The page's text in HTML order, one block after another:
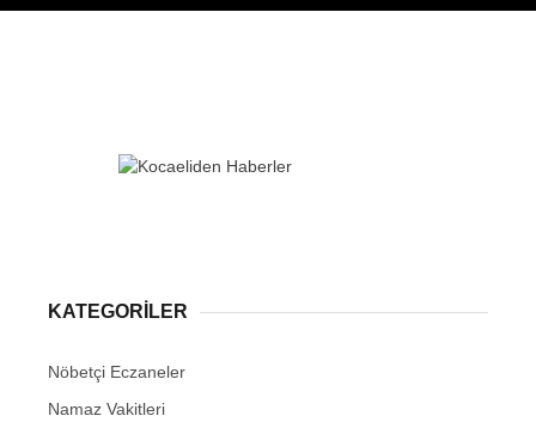
KATEGORİLER
Nöbetçi Eczaneler
Namaz Vakitleri